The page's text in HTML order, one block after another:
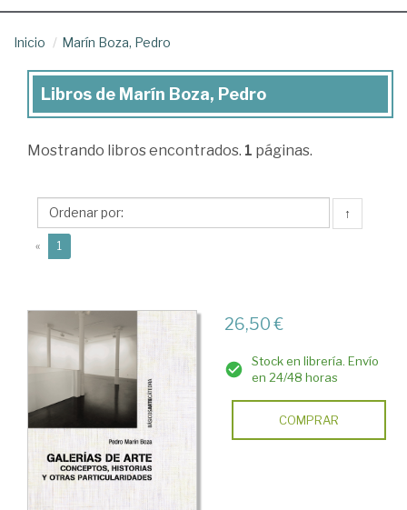
Inicio Marín Boza, Pedro
Libros
Marín
Pedro
Libros de Marín Boza, Pedro
Mostrando libros encontrados. 1 páginas.
↑
« 1
26,50 €
Stock en librería. Envío
en 24/48 horas
COMPRAR